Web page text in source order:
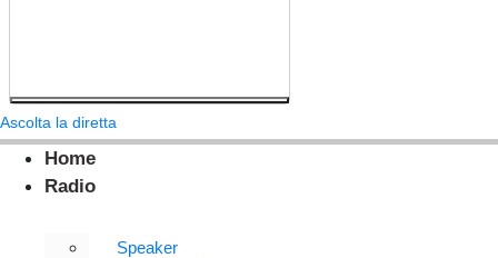
Ascolta la diretta
Home
Radio
Speaker